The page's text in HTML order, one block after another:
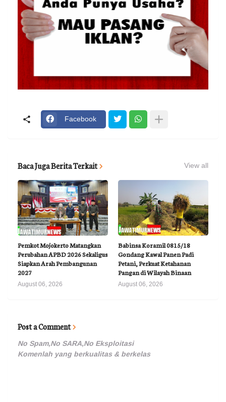
Facebook
Baca Juga Berita Terkait View all
Pemkot Mojokerto Matangkan
Perubahan APBD 2026 Sekaligus
Siapkan Arah Pembangunan
2027
August 06, 2026
Babinsa Koramil 0815/18
Gondang Kawal Panen Padi
Petani, Perkuat Ketahanan
Pangan di Wilayah Binaan
August 06, 2026
Post a Comment
No Spam,No SARA,No Eksploitasi
Komenlah yang berkualitas & berkelas